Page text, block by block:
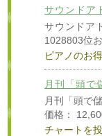
サウンドア
サウンドア
1028803位
ピアノのお
月刊「頭で
月刊「頭で
価格：
チャートを